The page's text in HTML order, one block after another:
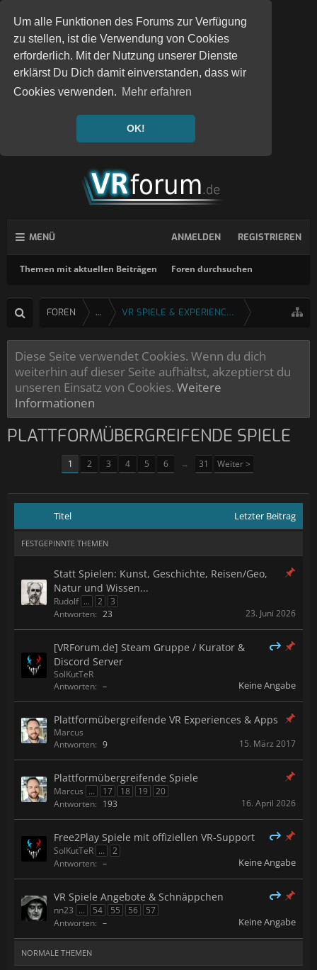
Um alle Funktionen des Forums zur Verfügung
zu stellen, ist die Verwendung von Cookies
erforderlich. Mit der Nutzung unserer Dienste
erklärst Du Dich damit einverstanden, dass wir
Cookies verwenden. Mehr erfahren
OK!
MENÜ
Themen mit aktuellen Beiträgen Foren durchsuchen
ANMELDEN REGISTRIEREN
FOREN ... VR SPIELE & EXPERIENCES
Diese Seite verwendet Cookies. Wenn du dich
weiterhin auf dieser Seite aufhältst, akzeptierst du
unseren Einsatz von Cookies. Weitere
Informationen
PLATTFORMÜBERGREIFENDE SPIELE
1 2 3 4 5 6 → 31 Weiter >
Titel Letzter Beitrag
FESTGEPINNTE THEMEN
Statt Spielen: Kunst, Geschichte, Reisen/Geo,
Natur und Wissen...
Rudolf ... 2
3
Antworten: 23 23. Juni 2026
[VRForum.de] Steam Gruppe / Kurator &
Discord Server
SolKutTeR
Antworten: – Keine Angabe
Plattformübergreifende VR Experiences & Apps
Marcus
Antworten: 9 15. März 2017
Plattformübergreifende Spiele
Marcus ... 17 18 19
20
Antworten: 193 16. April 2026
Free2Play Spiele mit offiziellen VR-Support
SolKutTeR ...
2
Antworten: – Keine Angabe
VR Spiele Angebote & Schnäppchen
nn23 ... 54 55 56
57
Antworten: – Keine Angabe
NORMALE THEMEN